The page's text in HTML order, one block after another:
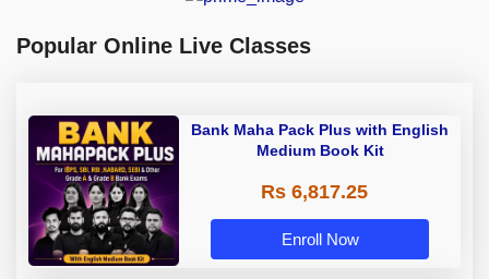
Popular Online Live Classes
Bank Maha Pack Plus with English
Medium Book Kit
Rs 6,817.25
Enroll Now